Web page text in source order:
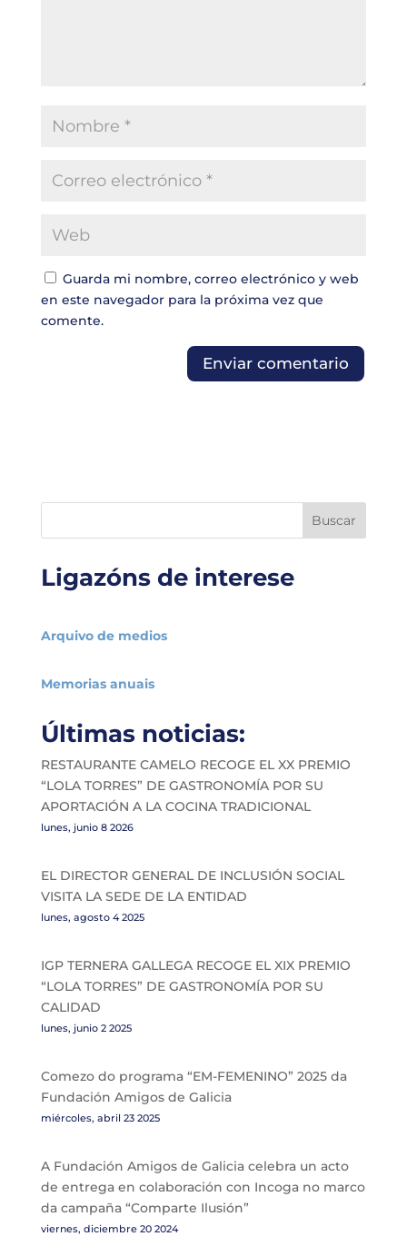
Guarda mi nombre, correo electrónico y web
en este navegador para la próxima vez que
comente.
Buscar
Ligazóns de interese
Arquivo de medios
Memorias anuais
Últimas noticias:
RESTAURANTE CAMELO RECOGE EL XX PREMIO
“LOLA TORRES” DE GASTRONOMÍA POR SU
APORTACIÓN A LA COCINA TRADICIONAL
lunes, junio 8 2026
EL DIRECTOR GENERAL DE INCLUSIÓN SOCIAL
VISITA LA SEDE DE LA ENTIDAD
lunes, agosto 4 2025
IGP TERNERA GALLEGA RECOGE EL XIX PREMIO
“LOLA TORRES” DE GASTRONOMÍA POR SU
CALIDAD
lunes, junio 2 2025
Comezo do programa “EM-FEMENINO” 2025 da
Fundación Amigos de Galicia
miércoles, abril 23 2025
A Fundación Amigos de Galicia celebra un acto
de entrega en colaboración con Incoga no marco
da campaña “Comparte Ilusión”
viernes, diciembre 20 2024